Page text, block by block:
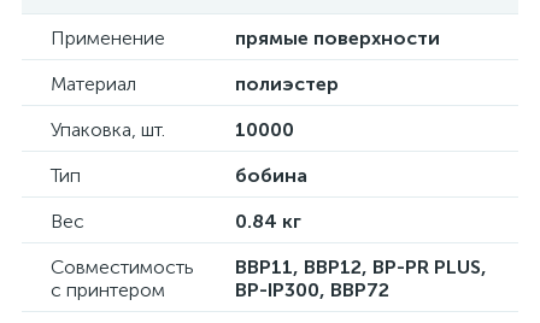
Применение
прямые поверхности
Материал
полиэстер
Упаковка, шт.
10000
Тип
бобина
Вес
0.84 кг
Совместимость
с принтером
BBP11, BBP12, BP-PR PLUS,
BP-IP300, BBP72